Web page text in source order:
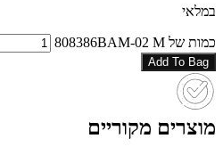
במלאי
כמות של 808386BAM-02 M
Add To Bag
מוצרים מקוריים